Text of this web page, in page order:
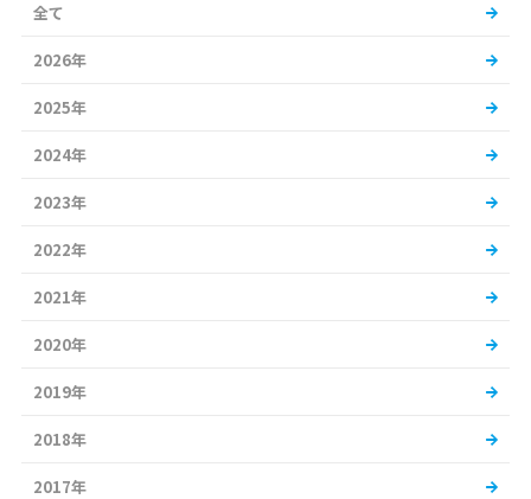
全て
2026年
2025年
2024年
2023年
2022年
2021年
2020年
2019年
2018年
2017年